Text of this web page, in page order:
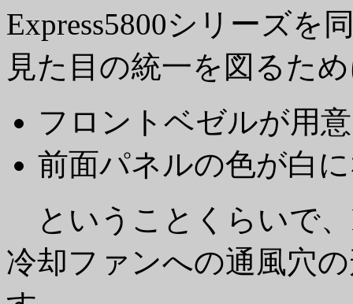
Express5800シリーズを
見た目の統一を図るた
フロントベゼルが用
前面パネルの色が白
ということくらいで
冷却ファンへの通風穴